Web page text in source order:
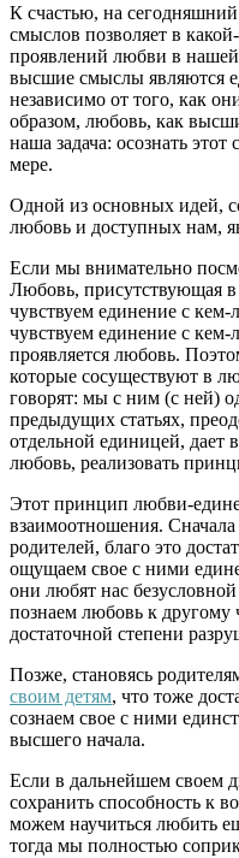
К счастью, на
смыслов позволяет в
проявлений любви в
высшие смыслы являются
независимо от того, как
образом, любовь, как
наша задача: осознать
мере.
Одной из основных идей,
любовь и доступных нам,
Если мы внимательно
Любовь, присутствующая в
чувствуем единение с
чувствуем единение с кем-
проявляется любовь.
которые сосуществуют в
говорят: мы с ним (с ней)
предыдущих статьях,
отдельной единицей, дает
любовь, реализовать
Этот принцип любви-
взаимоотношения.
родителей, благо это
ощущаем свое с ними
они любят нас
познаем любовь к другому
достаточной степени
Позже, становясь
своим детям, что тоже
сознаем свое с ними
высшего начала.
Если в дальнейшем своем
сохранить способность к
можем научиться любить
тогда мы полностью